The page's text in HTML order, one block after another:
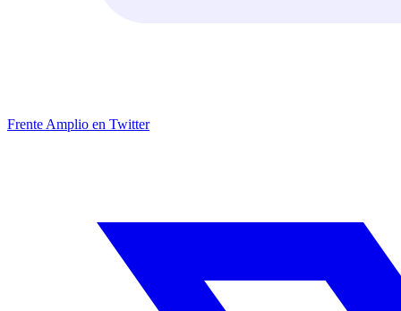
Frente Amplio en Twitter